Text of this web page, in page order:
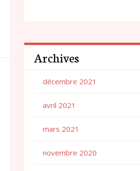
Archives
décembre 2021
avril 2021
mars 2021
novembre 2020